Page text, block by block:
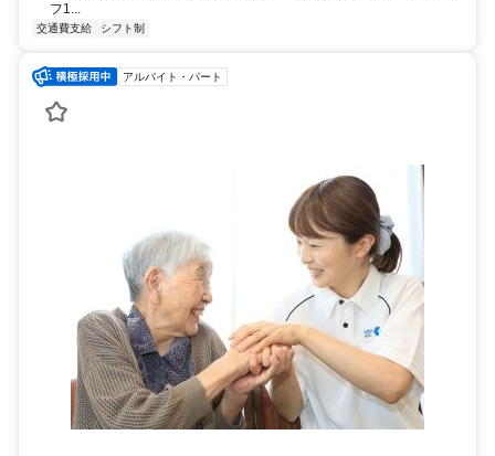
フ1...
交通費支給 シフト制
アルバイト・パート